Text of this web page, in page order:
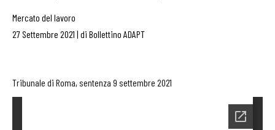
Mercato del lavoro
27 Settembre 2021 | di Bollettino ADAPT
Tribunale di Roma, sentenza 9 settembre 2021